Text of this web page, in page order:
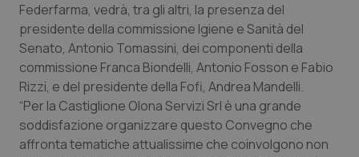
Molise
Piemonte
Provincia Autonoma di Bolzano
Provincia Autonoma di Trento
Epatiti
HIV
Infezioni & Febbre
Ipertensione & Scompenso
Federfarma, vedrà, tra gli altri, la presenza del
presidente della commissione Igiene e Sanità del
Senato, Antonio Tomassini, dei componenti della
commissione Franca Biondelli, Antonio Fosson e Fabio
Rizzi, e del presidente della Fofi, Andrea Mandelli.
“Per la Castiglione Olona Servizi Srl è una grande
soddisfazione organizzare questo Convegno che
affronta tematiche attualissime che coinvolgono non